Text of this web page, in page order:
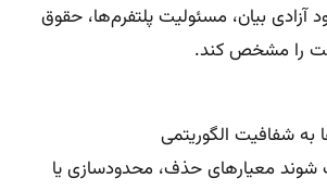
بیان، مسئولیت پلتفرم‌ها، حقوق
را مشخص کند.
به شفافیت الگوریتمی
شوند معیارهای حذف، محدودسازی یا